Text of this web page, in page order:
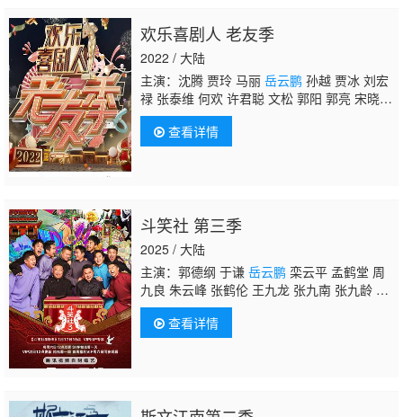
欢乐喜剧人 老友季
2022 / 大陆
主演：沈腾 贾玲 马丽 岳云鹏 孙越 贾冰 刘宏
禄 张泰维 何欢 许君聪 文松 郭阳 郭亮 宋晓
峰 艾伦 常远 王成思 刘维
查看详情
斗笑社 第三季
2025 / 大陆
主演：郭德纲 于谦 岳云鹏 栾云平 孟鹤堂 周
九良 朱云峰 张鹤伦 王九龙 张九南 张九龄 赵
芸一
查看详情